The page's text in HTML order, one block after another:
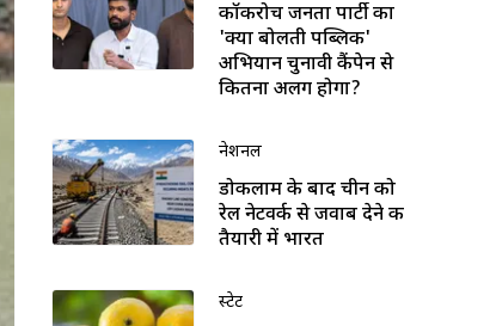
कॉकरोच जनता पार्टी का
'क्या बोलती पब्लिक'
अभियान चुनावी कैंपेन से
कितना अलग होगा?
नेशनल
डोकलाम के बाद चीन को
रेल नेटवर्क से जवाब देने की
तैयारी में भारत
स्टेट